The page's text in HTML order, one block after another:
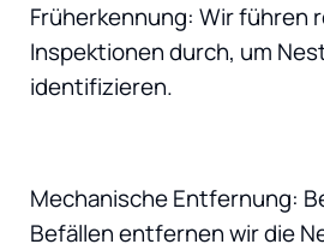
Früherkennung: Wir führen
Inspektionen durch, um
identifizieren.
Mechanische Entfernung:
Befällen entfernen wir die